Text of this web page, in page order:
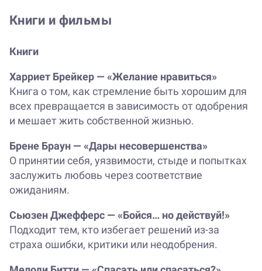
Книги и фильмы
Книги
Харриет Брейкер — «Желание нравиться»
Книга о том, как стремление быть хорошим для
всех превращается в зависимость от одобрения
и мешает жить собственной жизнью.
Брене Браун — «Дары несовершенства»
О принятии себя, уязвимости, стыде и попытках
заслужить любовь через соответствие
ожиданиям.
Сьюзен Джефферс — «Бойся… но действуй!»
Подходит тем, кто избегает решений из-за
страха ошибки, критики или неодобрения.